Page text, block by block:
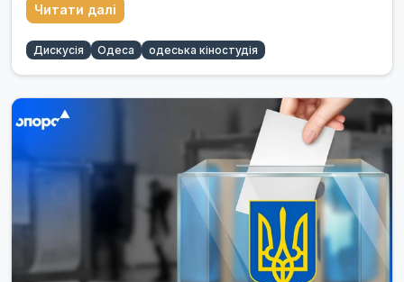
Читати далі
Дискусія Одеса одеська кіностудія